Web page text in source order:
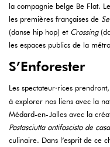
la compagnie belge Be Flat.
les premières françaises de
(danse hip hop) et Crossing
les espaces publics de la
S’Enforester
Les spectateur·rices
à explorer nos liens avec la
Médard-en-Jalles avec la
Pastasciutta antifascista de
culinaire. Dans l’esprit de ce